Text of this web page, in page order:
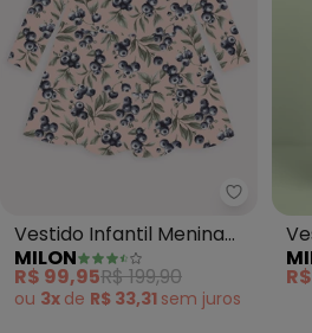
Milon -
Vestido Infantil Menina
Bordado (Rosa)
MILON
R$ 99,95R$ 199,90
ou 3x de R$ 33,31 sem juros